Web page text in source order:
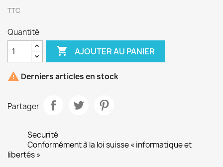
TTC
Quantité
 AJOUTER AU PANIER
 Derniers articles en stock
Partager
Securité
Conformément à la loi suisse « informatique et
libertés »